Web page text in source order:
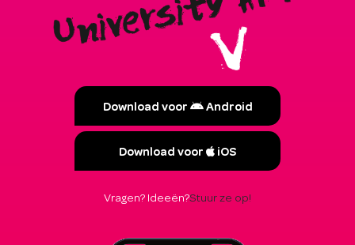
Download voor Android
Download voor iOS
Vragen? Ideeën?Stuur ze op!